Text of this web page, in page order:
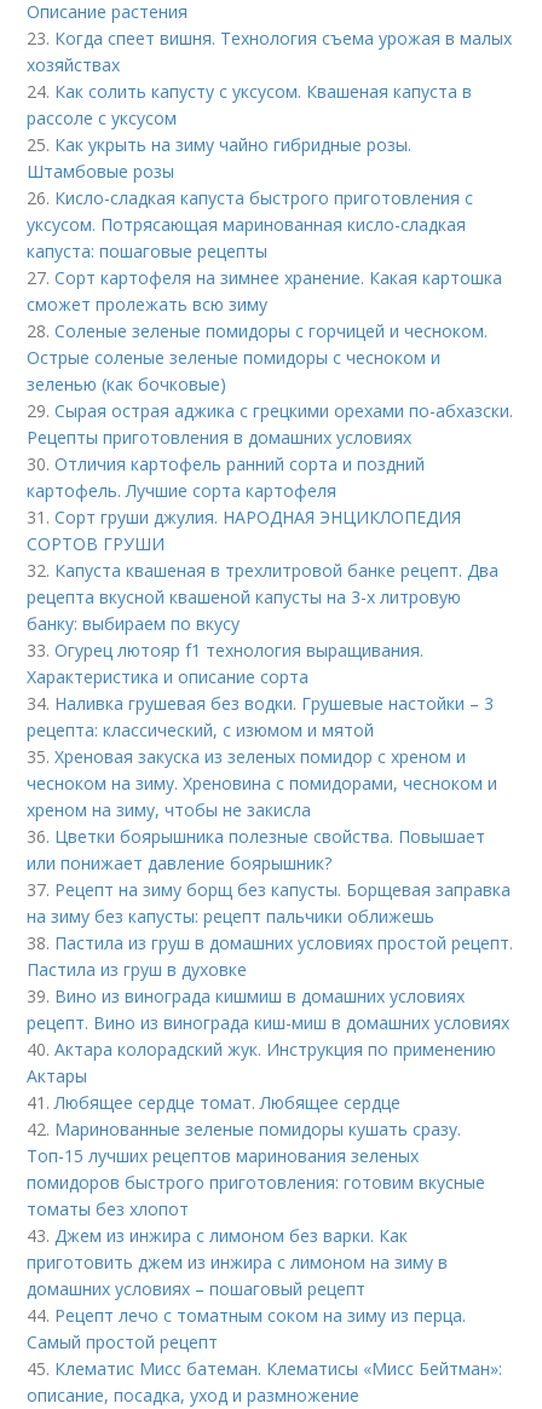
Описание растения
23. Когда спеет вишня. Технология съема урожая в малых
хозяйствах
24. Как солить капусту с уксусом. Квашеная капуста в
рассоле с уксусом
25. Как укрыть на зиму чайно гибридные розы.
Штамбовые розы
26. Кисло-сладкая капуста быстрого приготовления с
уксусом. Потрясающая маринованная кисло-сладкая
капуста: пошаговые рецепты
27.Сорт картофеля на зимнее хранение. Какая картошка
сможет пролежать всю зиму
28.Соленые зеленые помидоры с горчицей и чесноком.
Острые соленые зеленые помидоры с чесноком и
зеленью (как бочковые)
29.Сырая острая аджика с грецкими орехами по-абхазски.
Рецепты приготовления в домашних условиях
30.Отличия картофель ранний сорта и поздний
картофель. Лучшие сорта картофеля
31.Сорт груши джулия. НАРОДНАЯ ЭНЦИКЛОПЕДИЯ
СОРТОВ ГРУШИ
32. Капуста квашеная в трехлитровой банке рецепт. Два
рецепта вкусной квашеной капусты на 3-х литровую
банку: выбираем по вкусу
33.Огурец лютояр f1 технология выращивания.
Характеристика и описание сорта
34. Наливка грушевая без водки. Грушевые настойки – 3
рецепта: классический, с изюмом и мятой
35.Хреновая закуска из зеленых помидор с хреном и
чесноком на зиму. Хреновина с помидорами, чесноком и
хреном на зиму, чтобы не закисла
36. Цветки боярышника полезные свойства. Повышает
или понижает давление боярышник?
37. Рецепт на зиму борщ без капусты. Борщевая заправка
на зиму без капусты: рецепт пальчики оближешь
38. Пастила из груш в домашних условиях простой рецепт.
Пастила из груш в духовке
39. Вино из винограда кишмиш в домашних условиях
рецепт. Вино из винограда киш-миш в домашних условиях
40.Актара колорадский жук. Инструкция по применению
Актары
41.Любящее сердце томат. Любящее сердце
42. Маринованные зеленые помидоры кушать сразу.
Топ-15 лучших рецептов маринования зеленых
помидоров быстрого приготовления: готовим вкусные
томаты без хлопот
43.Джем из инжира с лимоном без варки. Как
приготовить джем из инжира с лимоном на зиму в
домашних условиях – пошаговый рецепт
44. Рецепт лечо с томатным соком на зиму из перца.
Самый простой рецепт
45. Клематис Мисс батеман. Клематисы «Мисс Бейтман»:
описание, посадка, уход и размножение